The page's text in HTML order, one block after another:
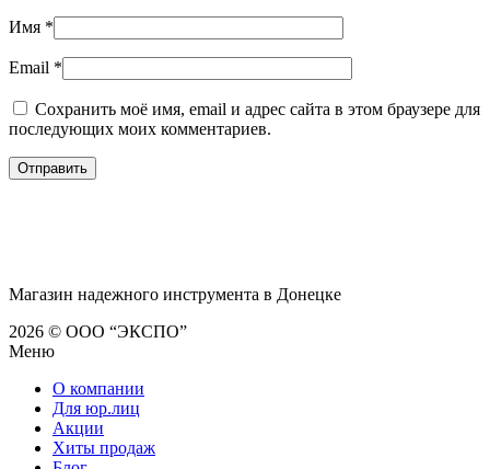
Имя *
Email *
Сохранить моё имя, email и адрес сайта в этом браузере для
последующих моих комментариев.
Магазин надежного инструмента в Донецке
2026 © ООО “ЭКСПО”
Меню
О компании
Для юр.лиц
Акции
Хиты продаж